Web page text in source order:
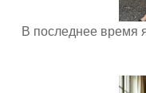
В последнее время